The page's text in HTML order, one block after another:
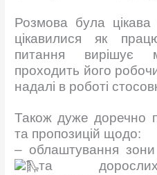
Розмова була
цікавилися як
питання вирішує
проходить його
надалі в роботі
Також дуже доречно
та пропозицій щодо:
– облаштування зони
та дорослих